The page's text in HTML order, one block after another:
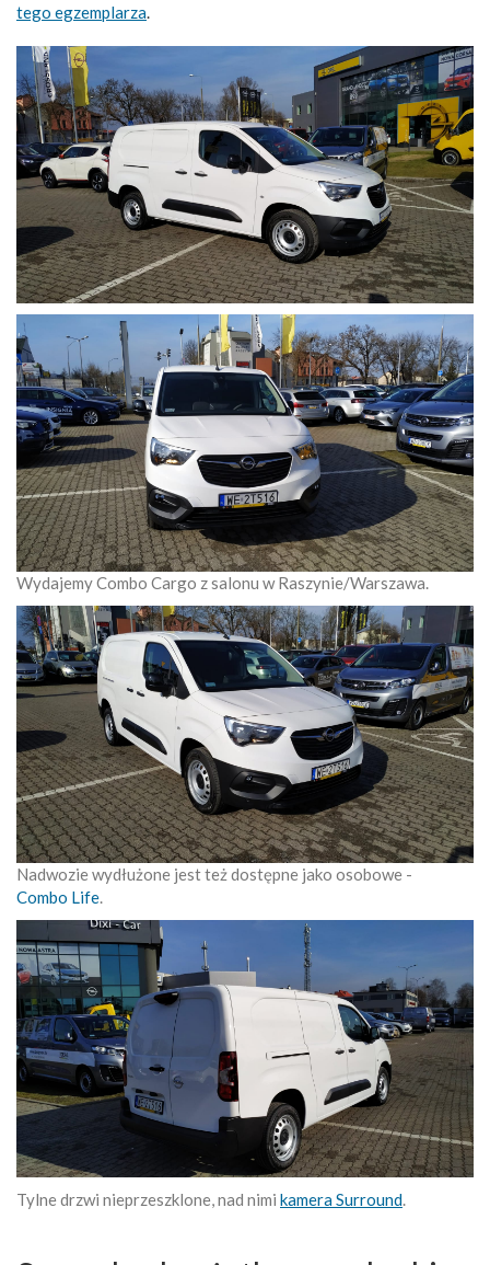
tego egzemplarza.
Wydajemy Combo Cargo z salonu w Raszynie/Warszawa.
Nadwozie wydłużone jest też dostępne jako osobowe -
Combo Life.
Tylne drzwi nieprzeszklone, nad nimi kamera Surround.